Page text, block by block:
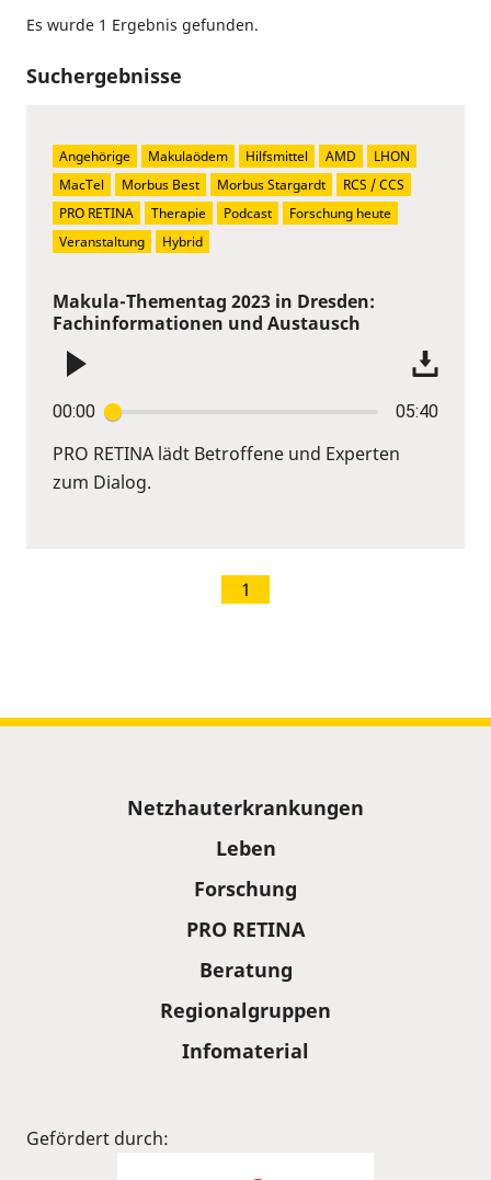
Es wurde 1 Ergebnis gefunden.
Suchergebnisse
Makula-Thementag 2023 in Dresden:
Fachinformationen und Austausch
00:00 05:40
PRO RETINA lädt Betroffene und Experten
zum Dialog.
Angehörige Makulaödem Hilfsmittel AMD
LHON
MacTel
Morbus Best Morbus Stargardt
RCS / CCS
PRO RETINA
Therapie Podcast
Forschung heute
Veranstaltung
Hybrid
1
Netzhauterkrankungen
Leben
Forschung
PRO RETINA
Beratung
Regionalgruppen
Infomaterial
Gefördert durch: